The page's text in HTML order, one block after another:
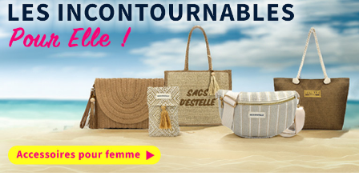
Les cookies nous permettent de personnaliser le contenu
et les annonces, d'offrir des fonctionnalités relatives aux
médias sociaux et d'analyser notre trafic. Nous
partageons également des informations sur l'utilisation de
notre site avec nos partenaires de médias sociaux, de
publicité et d'analyse, qui peuvent combiner celles-ci
avec d'autres informations que vous leur avez fournies
ou qu'ils ont collectées lors de votre utilisation de leurs
services.